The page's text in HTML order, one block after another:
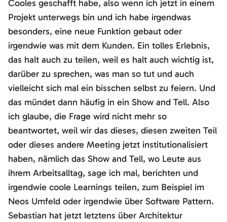
Cooles geschafft habe, also wenn ich jetzt in einem
Projekt unterwegs bin und ich habe irgendwas
besonders, eine neue Funktion gebaut oder
irgendwie was mit dem Kunden. Ein tolles Erlebnis,
das halt auch zu teilen, weil es halt auch wichtig ist,
darüber zu sprechen, was man so tut und auch
vielleicht sich mal ein bisschen selbst zu feiern. Und
das mündet dann häufig in ein Show and Tell. Also
ich glaube, die Frage wird nicht mehr so
beantwortet, weil wir das dieses, diesen zweiten Teil
oder dieses andere Meeting jetzt institutionalisiert
haben, nämlich das Show and Tell, wo Leute aus
ihrem Arbeitsalltag, sage ich mal, berichten und
irgendwie coole Learnings teilen, zum Beispiel im
Neos Umfeld oder irgendwie über Software Pattern.
Sebastian hat jetzt letztens über Architektur